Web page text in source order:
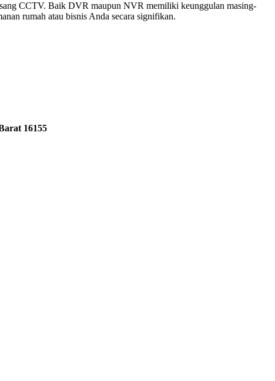
CCTV. Baik DVR maupun NVR memiliki keunggulan masing-
rumah atau bisnis Anda secara signifikan.
16155